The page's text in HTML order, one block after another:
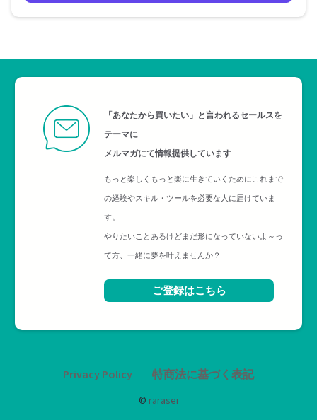
「あなたから買いたい」と言われるセールスを
テーマに
メルマガにて情報提供しています
もっと楽しくもっと楽に生きていくためにこれまで
の経験やスキル・ツールを必要な人に届けていま
す。
やりたいことあるけどまだ形になっていないよ～っ
て方、一緒に夢を叶えませんか？
ご登録はこちら
© rarasei
Privacy Policy 特商法に基づく表記